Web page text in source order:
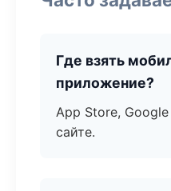
Где взять
приложение?
App Store,
сайте.